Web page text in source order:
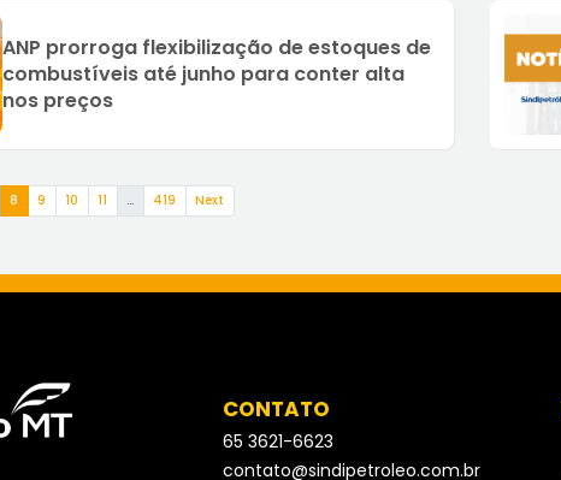
ANP prorroga flexibilização de estoques de
combustíveis até junho para conter alta
nos preços
8 (current)
9 10 11 … 419 Next
CONTATO
- Telefone
65 3621-6623
contato@sindipetroleo.com.br